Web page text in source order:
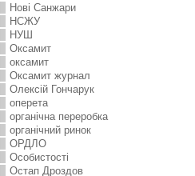
Нові Санжари
НСЖУ
НУШ
Оксамит
оксамит
Оксамит журнал
Олексій Гончарук
оперета
органічна переробка
органічний ринок
ОРДЛО
Особистості
Остап Дроздов